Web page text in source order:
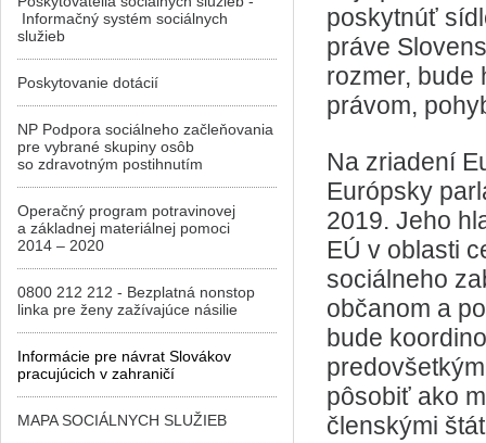
poskytnúť
práve
rozmer, bude
právom,
Na zriadení
Európsky
2019. Jeho
EÚ v oblasti
sociálneho
občanom a
bude
pôsobiť ako
členskými
Informačný systém sociálnych
služieb
Poskytovanie dotácií
NP Podpora sociálneho začleňovania
pre vybrané skupiny osôb
so zdravotným postihnutím
Operačný program potravinovej
a základnej materiálnej pomoci
2014 – 2020
0800 212 212 - Bezplatná nonstop
linka pre ženy zažívajúce násilie
Informácie pre návrat Slovákov
pracujúcich v zahraničí
MAPA SOCIÁLNYCH SLUŽIEB